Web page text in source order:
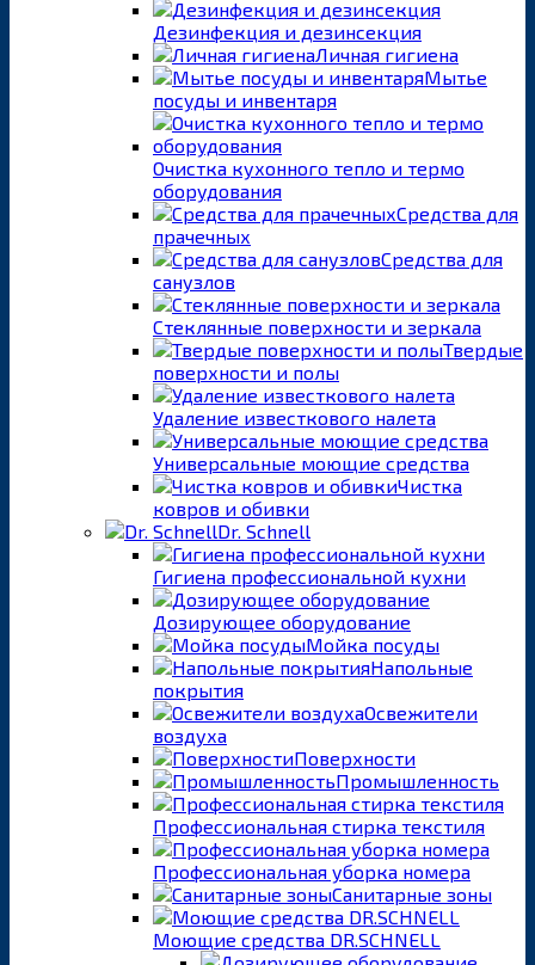
Дезинфекция и дезинсекция
Личная гигиена
Мытье
посуды и инвентаря
Очистка кухонного тепло и термо
оборудования
Средства для
прачечных
Средства для
санузлов
Стеклянные поверхности и зеркала
Твердые
поверхности и полы
Удаление известкового налета
Универсальные моющие средства
Чистка
ковров и обивки
Dr. Schnell
Гигиена профессиональной кухни
Дозирующее оборудование
Мойка посуды
Напольные
покрытия
Освежители
воздуха
Поверхности
Промышленность
Профессиональная стирка текстиля
Профессиональная уборка номера
Санитарные зоны
Моющие средства DR.SCHNELL